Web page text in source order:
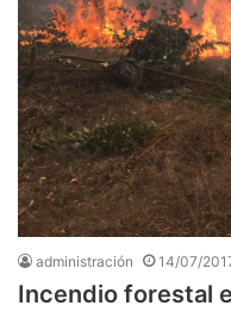
administración 14/07/
Incendio forestal